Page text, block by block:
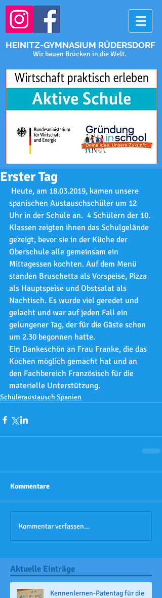
HEINITZ-GYMNASIUM RÜDERSDORF
Wir bauen Brücken in die Welt.
Erster Tag
spanischen Austauschschüler um 12
Uhr in der Schule an.  4 Schülern der 10.
Klassen zeigten ihnen das Schulgelände
gezeigt, bevor sie in der Küche der
Oberschule alle gemeinsam ein
Mittagessen kochten. Auf dem Menü
standen Bruschetta als Vorspeise, Pizza
als Hauptspeise und Obstsalat als
Nachtisch. Es wurde viel geredet und
gelacht und war auf jeden Fall ein
gelungener Tag, der für die Gäste schon
um 2.30 begonnen hatte.
Ein Dankeschön an Frau Franke, die das
Kochen möglich gemacht hat und an
den Fachbereich Französisch für die
materielle Unterstützung.
Schüleraustausch Spanien
Kommentare
Kommentar verfassen...
Aktuelle Einträge
Kennenlernen-Patentag für die